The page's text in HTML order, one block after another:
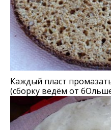
Каждый пласт
(сборку ведём от